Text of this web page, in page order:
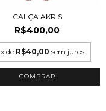
CALÇA AKRIS
R$400,00
x de R$40,00 sem juros
COMPRAR